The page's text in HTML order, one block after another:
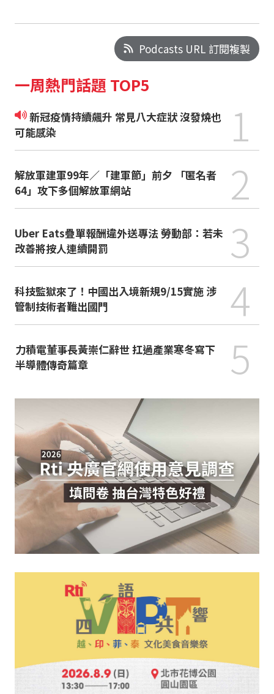
Podcasts URL 訂閱複製
一周熱門話題 TOP5
新冠疫情持續飆升 常見八大症狀 沒發燒也
可能感染
1
解放軍建軍99年／「建軍節」前夕 「匿名者
64」攻下多個解放軍網站
2
Uber Eats疊單報酬違外送專法 勞動部：若未
改善將按人連續開罰
3
科技監獄來了！中國出入境新規9/15實施 涉
管制技術者難出國門
4
力積電董事長黃崇仁辭世 扛過產業寒冬寫下
半導體傳奇篇章
5